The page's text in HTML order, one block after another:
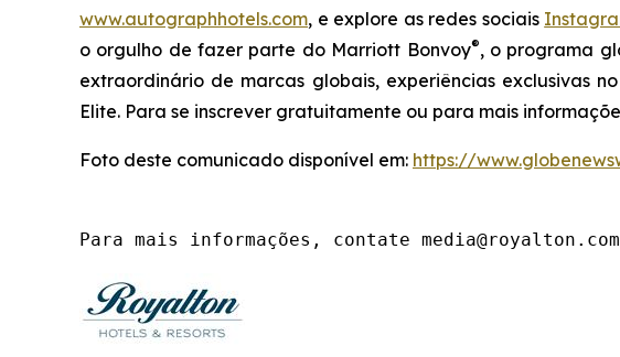
www.autographhotels.com, e explore as redes sociais
o orgulho de fazer parte do Marriott Bonvoy®, o programa
extraordinário de marcas globais, experiências exclusivas no
Elite. Para se inscrever gratuitamente ou para mais
Foto deste comunicado disponível em: https://
Para mais informações, contate